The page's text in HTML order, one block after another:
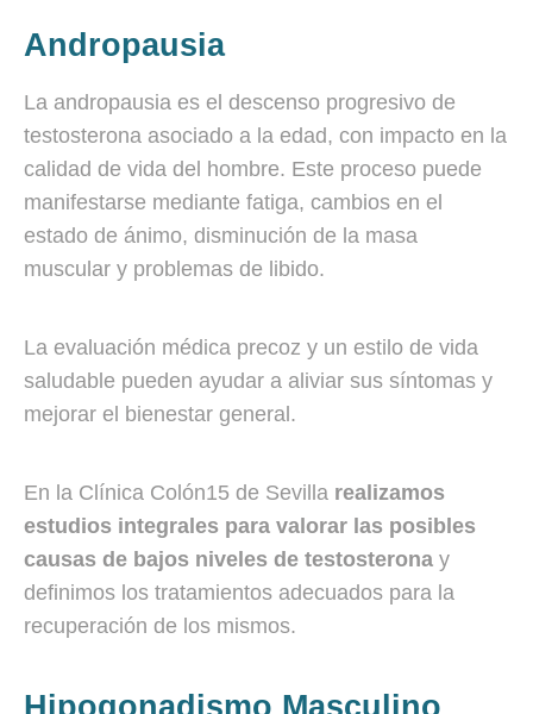
Andropausia
La andropausia es el descenso progresivo de
testosterona asociado a la edad, con impacto en la
calidad de vida del hombre. Este proceso puede
manifestarse mediante fatiga, cambios en el
estado de ánimo, disminución de la masa
muscular y problemas de libido.
La evaluación médica precoz y un estilo de vida
saludable pueden ayudar a aliviar sus síntomas y
mejorar el bienestar general.
En la Clínica Colón15 de Sevilla realizamos
estudios integrales para valorar las posibles
causas de bajos niveles de testosterona y
definimos los tratamientos adecuados para la
recuperación de los mismos.